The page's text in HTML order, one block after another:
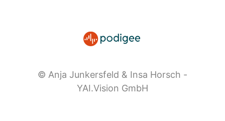
© Anja Junkersfeld & Insa Horsch -
YAI.Vision GmbH